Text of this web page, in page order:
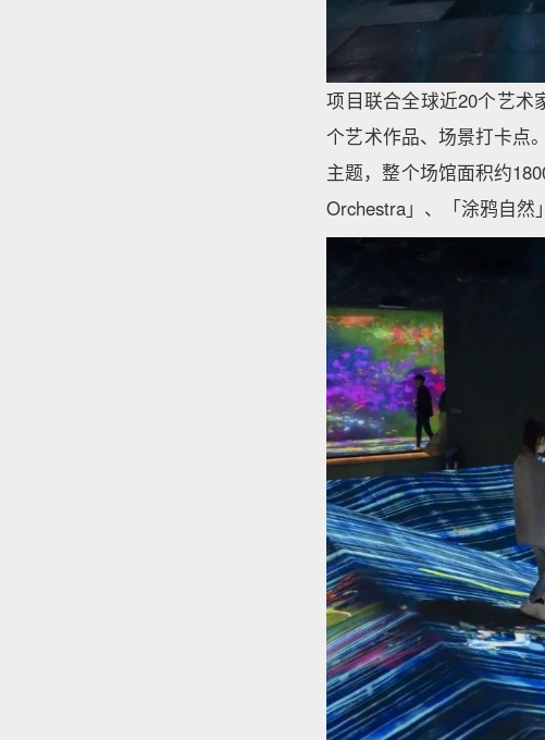
项目联合全球近20个艺术
个艺术作品、场景打卡点
主题，整个场馆面积约
Orchestra」、「涂鸦自然